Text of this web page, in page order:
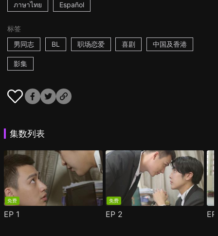
ภาษาไทย Español
标签
男同志
BL 职场恋爱 喜剧 中国及香港
影集
集数列表
免费
EP 1
免费
EP 2